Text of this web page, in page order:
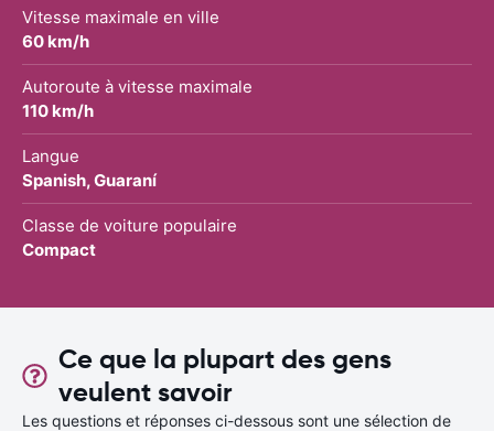
Vitesse maximale en ville
60 km/h
Autoroute à vitesse maximale
110 km/h
Langue
Spanish, Guaraní
Classe de voiture populaire
Compact
Ce que la plupart des gens
veulent savoir
Les questions et réponses ci-dessous sont une sélection de